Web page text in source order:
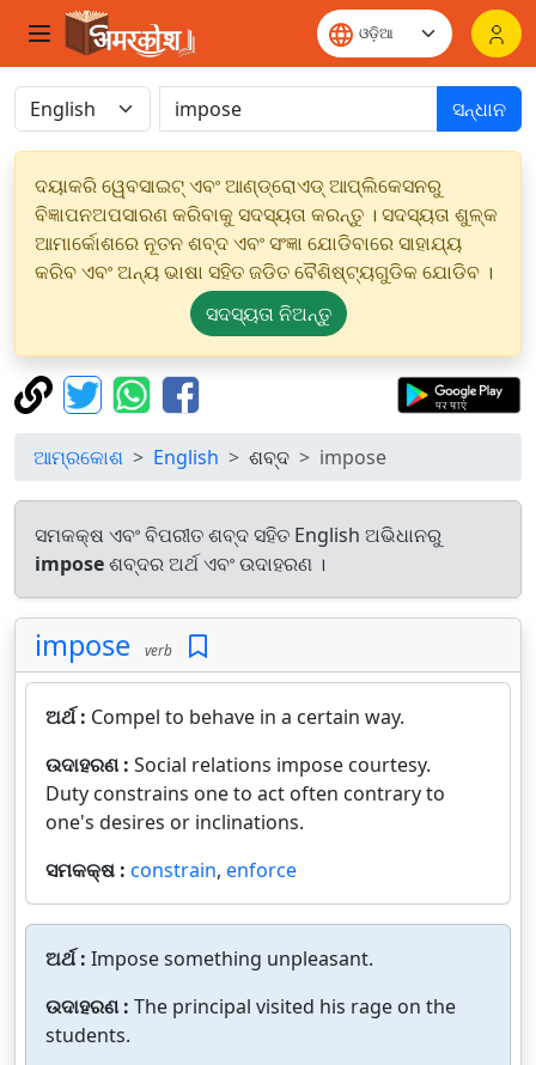
ସନ୍ଧାନ
ଦୟାକରି ୱେବସାଇଟ୍ ଏବଂ ଆଣ୍ଡ୍ରୋଏଡ୍ ଆପ୍ଲିକେସନରୁ
ବିଜ୍ଞାପନଅପସାରଣ କରିବାକୁ ସଦସ୍ୟତା କରନ୍ତୁ । ସଦସ୍ୟତା ଶୁଳ୍କ
ଆମାର୍କୋଶରେ ନୂତନ ଶବ୍ଦ ଏବଂ ସଂଜ୍ଞା ଯୋଡିବାରେ ସାହାଯ୍ୟ
କରିବ ଏବଂ ଅନ୍ୟ ଭାଷା ସହିତ ଜଡିତ ବୈଶିଷ୍ଟ୍ୟଗୁଡିକ ଯୋଡିବ ।
ସଦସ୍ୟତା ନିଅନ୍ତୁ
ଆମ୍ରକୋଶ English ଶବ୍ଦ impose
ସମକକ୍ଷ ଏବଂ ବିପରୀତ ଶବ୍ଦ ସହିତ English ଅଭିଧାନରୁ
imposeଶବ୍ଦର ଅର୍ଥ ଏବଂ ଉଦାହରଣ ।
impose verb
ଅର୍ଥ : Compel to behave in a certain way.
ଉଦାହରଣ : Social relations impose courtesy.
Duty constrains one to act often contrary to
one's desires or inclinations.
ସମକକ୍ଷ : constrain, enforce
ଅର୍ଥ : Impose something unpleasant.
ଉଦାହରଣ : The principal visited his rage on the
students.